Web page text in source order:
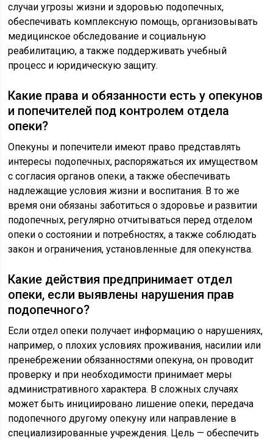
случаи угрозы жизни и здоровью подопечных,
обеспечивать комплексную помощь, организовывать
медицинское обследование и социальную
реабилитацию, а также поддерживать учебный
процесс и юридическую защиту.
Какие права и обязанности есть у опекунов
и попечителей под контролем отдела
опеки?
Опекуны и попечители имеют право представлять
интересы подопечных, распоряжаться их имуществом
с согласия органов опеки, а также обеспечивать
надлежащие условия жизни и воспитания. В то же
время они обязаны заботиться о здоровье и развитии
подопечных, регулярно отчитываться перед отделом
опеки о состоянии и потребностях, а также соблюдать
закон и ограничения, установленные для опекунства.
Какие действия предпринимает отдел
опеки, если выявлены нарушения прав
подопечного?
Если отдел опеки получает информацию о нарушениях,
например, о плохих условиях проживания, насилии или
пренебрежении обязанностями опекуна, он проводит
проверку и при необходимости принимает меры
административного характера. В сложных случаях
может быть инициировано лишение опеки, передача
подопечного другому опекуну или направление в
специализированные учреждения. Цель — обеспечить